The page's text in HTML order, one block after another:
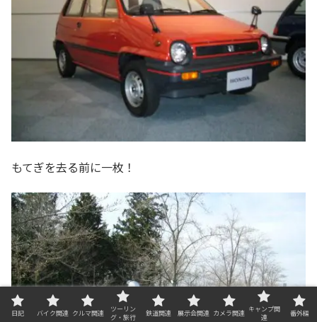
もてぎを去る前に一枚！
日記 バイク関連 クルマ関連
ツーリン
グ・旅行
鉄道関連 展示会関連 カメラ関連 キャンプ関
連
番外編